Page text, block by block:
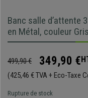
Banc salle d’attente
en Métal, couleur Gris
499,90 € 349,90 €
(425,46 € TVA + Eco-Taxe
Rupture de stock